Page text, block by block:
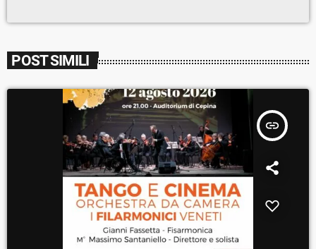
POST SIMILI
insert_link